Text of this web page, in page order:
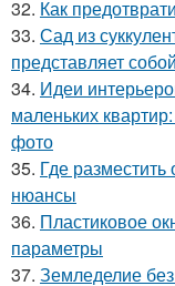
32. Как
33. Сад из
представляет
34. Идеи
маленьких
фото
35. Где
нюансы
36. Пластиковое
параметры
37. Земледелие